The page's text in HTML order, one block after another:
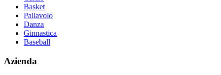
Basket
Pallavolo
Danza
Ginnastica
Baseball
Azienda